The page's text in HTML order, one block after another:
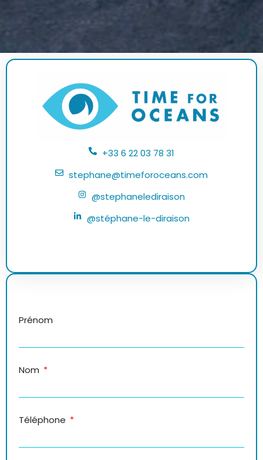
+33 6 22 03 78 31
stephane@timeforoceans.com
@stephanelediraison
@stéphane-le-diraison
Prénom
Nom
Téléphone